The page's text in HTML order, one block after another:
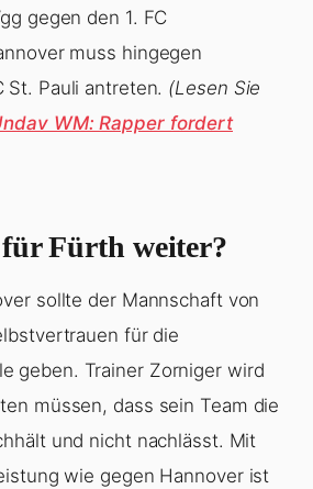
gegen den 1. FC
muss hingegen
St. Pauli antreten. (Lesen Sie
WM: Rapper fordert
für Fürth weiter?
sollte der Mannschaft von
für die
geben. Trainer Zorniger wird
müssen, dass sein Team die
und nicht nachlässt. Mit
wie gegen Hannover ist